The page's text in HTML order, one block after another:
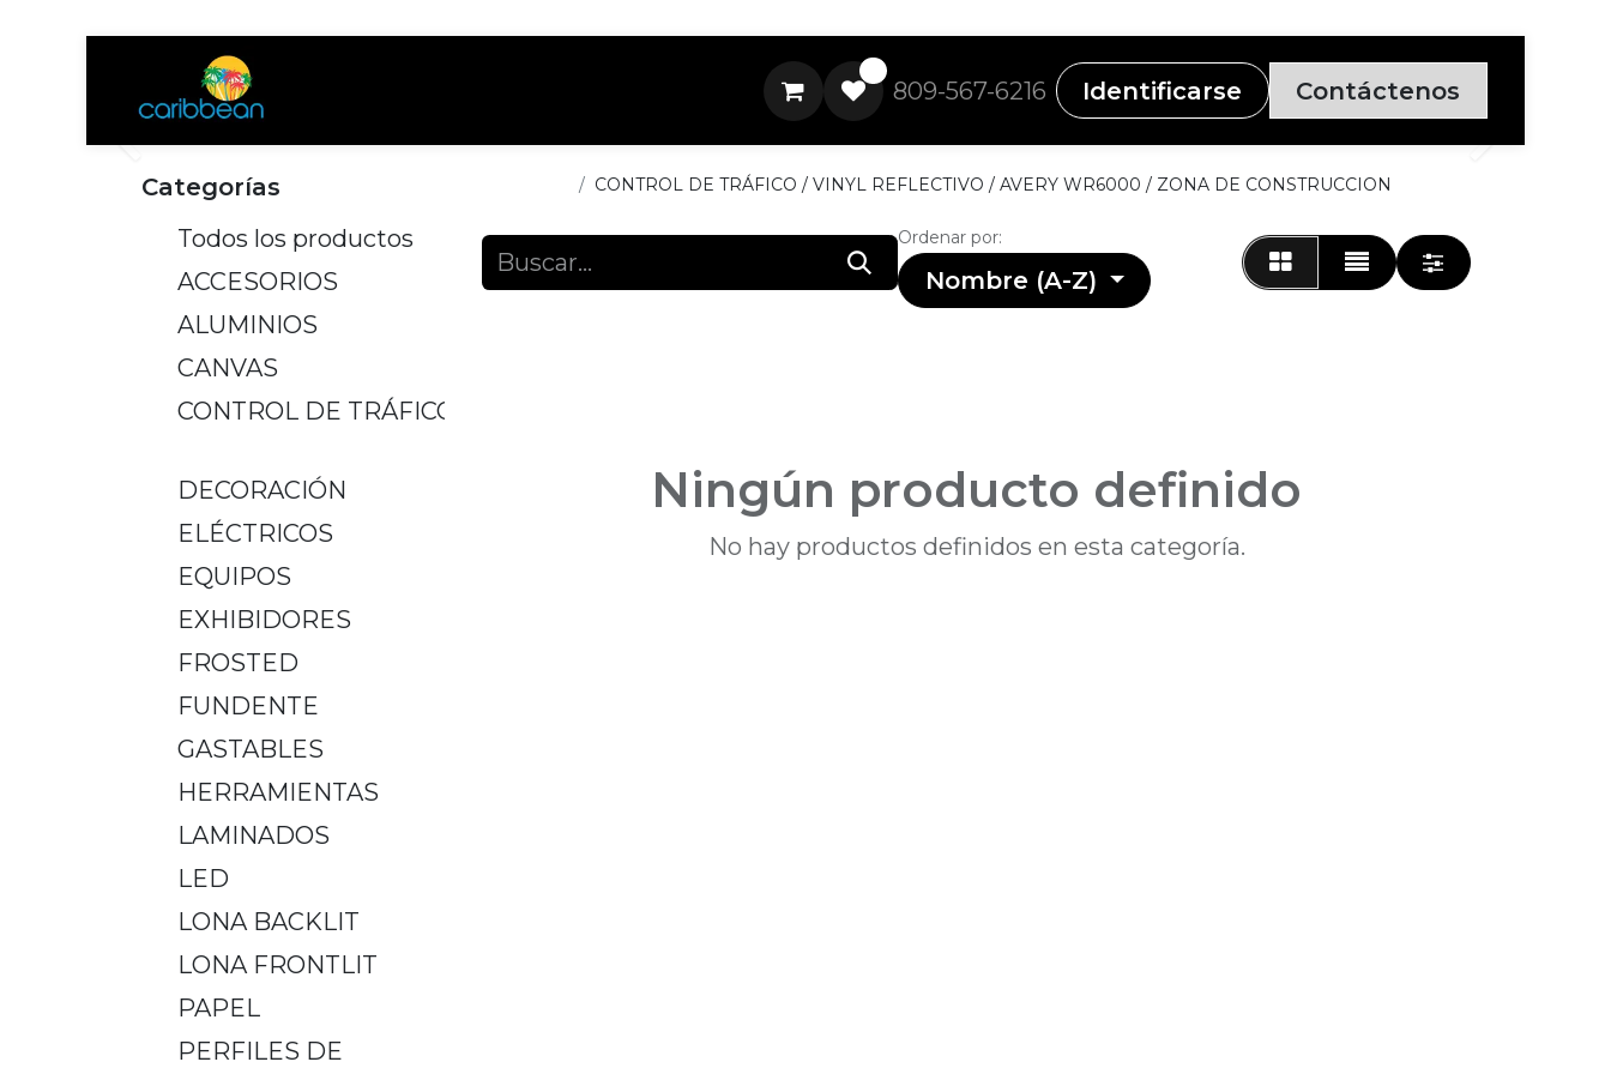
809-567-6216 Identificarse Contáctenos
Categorías
Todos los productos
ACCESORIOS
ALUMINIOS
CANVAS
CONTROL DE TRÁFICO
DECORACIÓN
ELÉCTRICOS
EQUIPOS
EXHIBIDORES
FROSTED
FUNDENTE
GASTABLES
HERRAMIENTAS
LAMINADOS
LED
LONA BACKLIT
LONA FRONTLIT
PAPEL
PERFILES DE
CONTROL DE TRÁFICO / VINYL REFLECTIVO / AVERY WR6000 / ZONA DE CONSTRUCCION
Ordenar por:
Nombre (A-Z)
Ningún producto definido
No hay productos definidos en esta categoría.